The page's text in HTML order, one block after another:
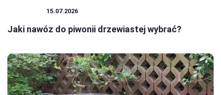
15.07.2026
Jaki nawóz do piwonii drzewiastej wybrać?